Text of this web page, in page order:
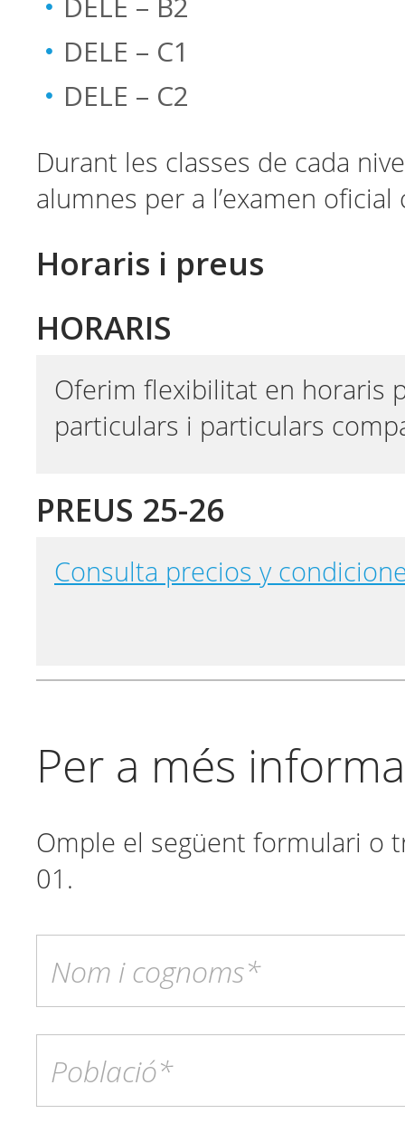
DELE – C1
DELE – C2
Durant les classes de cada
alumnes per a l’examen
Horaris i preus
HORARIS
Oferim flexibilitat en horaris
particulars i particulars
PREUS 25-26
Consulta precios y
Per a més
Omple el següent formulari o
01.